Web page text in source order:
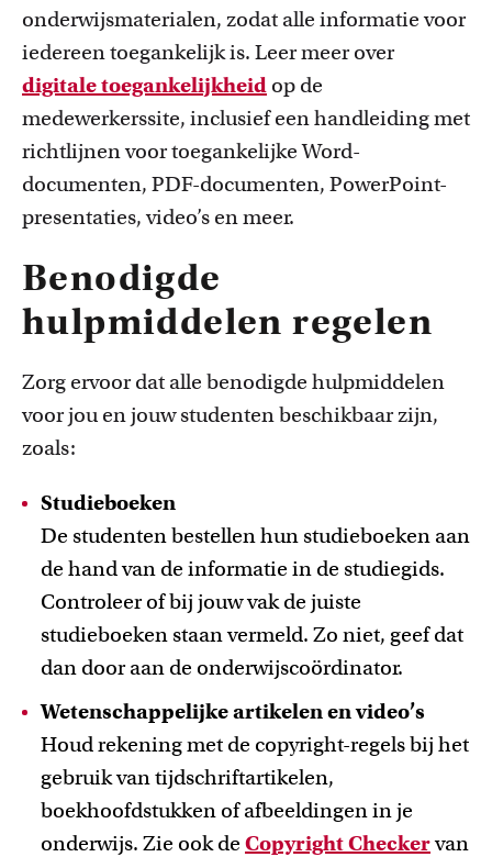
onderwijsmaterialen, zodat alle informatie voor
iedereen toegankelijk is. Leer meer over
digitale toegankelijkheid op de
medewerkerssite, inclusief een handleiding met
richtlijnen voor toegankelijke Word-
documenten, PDF-documenten, PowerPoint-
presentaties, video’s en meer.
Benodigde
hulpmiddelen regelen
Zorg ervoor dat alle benodigde hulpmiddelen
voor jou en jouw studenten beschikbaar zijn,
zoals:
Studieboeken
De studenten bestellen hun studieboeken aan
de hand van de informatie in de studiegids.
Controleer of bij jouw vak de juiste
studieboeken staan vermeld. Zo niet, geef dat
dan door aan de onderwijscoördinator.
Wetenschappelijke artikelen en video’s
Houd rekening met de copyright-regels bij het
gebruik van tijdschriftartikelen,
boekhoofdstukken of afbeeldingen in je
onderwijs. Zie ook de Copyright Checkervan